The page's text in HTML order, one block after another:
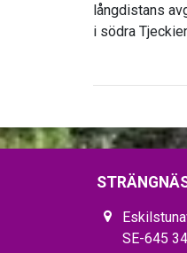
långdistans
i södra
SE-645